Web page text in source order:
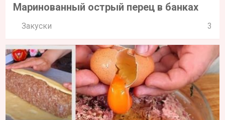
Маринованный острый перец в банках
Закуски 3